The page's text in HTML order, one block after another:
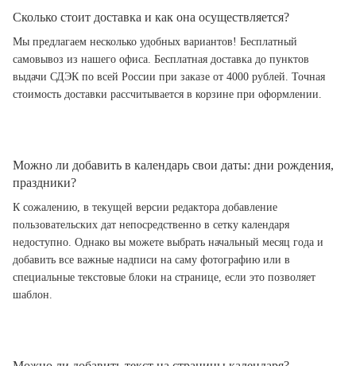
Сколько стоит доставка и как она осуществляется?
Мы предлагаем несколько удобных вариантов! Бесплатный
самовывоз из нашего офиса. Бесплатная доставка до пунктов
выдачи СДЭК по всей России при заказе от 4000 рублей. Точная
стоимость доставки рассчитывается в корзине при оформлении.
Можно ли добавить в календарь свои даты: дни рождения,
праздники?
К сожалению, в текущей версии редактора добавление
пользовательских дат непосредственно в сетку календаря
недоступно. Однако вы можете выбрать начальный месяц года и
добавить все важные надписи на саму фотографию или в
специальные текстовые блоки на странице, если это позволяет
шаблон.